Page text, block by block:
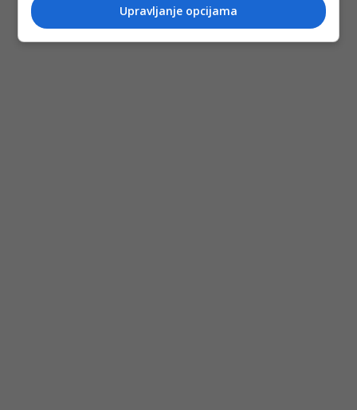
Upravljanje opcijama